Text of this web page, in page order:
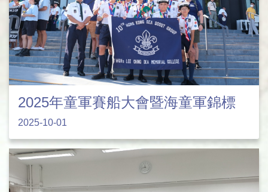
2025年童軍賽船大會暨海童軍錦標
2025-10-01